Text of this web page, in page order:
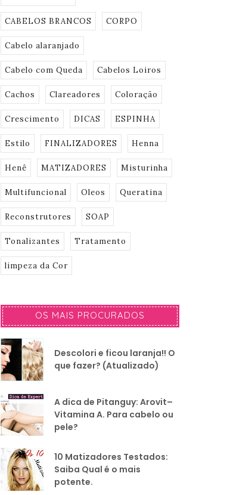
CABELOS BRANCOS CORPO
Cabelo alaranjado
Cabelo com Queda Cabelos Loiros
Cachos Clareadores Coloração
Crescimento DICAS ESPINHA
Estilo FINALIZADORES Henna
Henê MATIZADORES Misturinha
Multifuncional Oleos Queratina
Reconstrutores SOAP
Tonalizantes Tratamento
limpeza da Cor
OS MAIS PROCURADOS
Descolori e ficou laranja!! O
que fazer? (Atualizado)
A dica de Pitanguy: Arovit–
Vitamina A. Para cabelo ou
pele?
10 Matizadores Testados:
Saiba Qual é o mais
potente.